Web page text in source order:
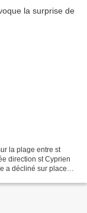
la plage entre st
direction st Cyprien
a décliné sur place